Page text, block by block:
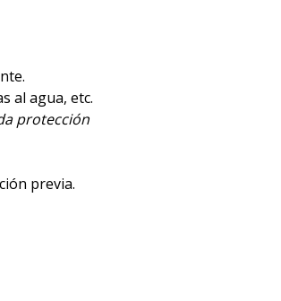
al agua, etc.
protección
previa.